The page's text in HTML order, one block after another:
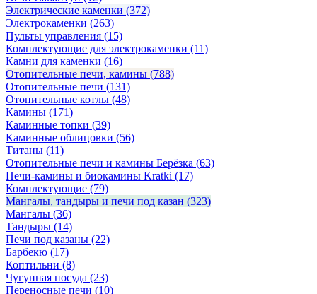
Электрические каменки (372)
Электрокаменки (263)
Пульты управления (15)
Комплектующие для электрокаменки (11)
Камни для каменки (16)
Отопительные печи, камины (788)
Отопительные печи (131)
Отопительные котлы (48)
Камины (171)
Каминные топки (39)
Каминные облицовки (56)
Титаны (11)
Отопительные печи и камины Берёзка (63)
Печи-камины и биокамины Kratki (17)
Комплектующие (79)
Мангалы, тандыры и печи под казан (323)
Мангалы (36)
Тандыры (14)
Печи под казаны (22)
Барбекю (17)
Коптильни (8)
Чугунная посуда (23)
Переносные печи (10)